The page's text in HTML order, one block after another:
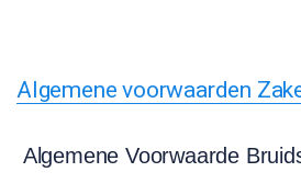
Algemene voorwaarden
Algemene Voorwaarde